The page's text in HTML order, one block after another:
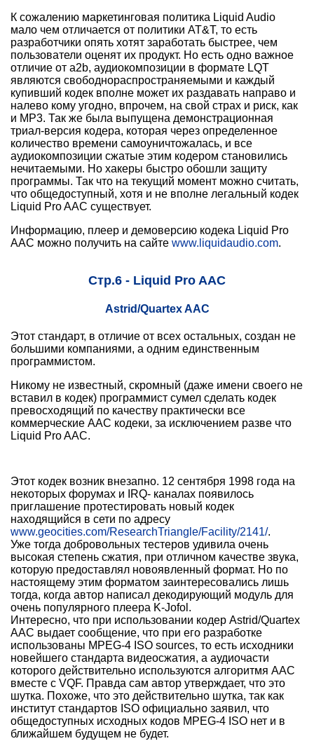
К сожалению маркетинговая политика Liquid Audio
мало чем отличается от политики AT&T, то есть
разработчики опять хотят заработать быстрее, чем
пользователи оценят их продукт. Но есть одно важное
отличие от a2b, аудиокомпозиции в формате LQT
являются свободнораспространяемыми и каждый
купивший кодек вполне может их раздавать направо и
налево кому угодно, впрочем, на свой страх и риск, как
и MP3. Так же была выпущена демонстрационная
триал-версия кодера, которая через определенное
количество времени самоуничтожалась, и все
аудиокомпозиции сжатые этим кодером становились
нечитаемыми. Но хакеры быстро обошли защиту
программы. Так что на текущий момент можно считать,
что общедоступный, хотя и не вполне легальный кодек
Liquid Pro AAC существует.
Информацию, плеер и демоверсию кодека Liquid Pro
AAC можно получить на сайте www.liquidaudio.com.
Стр.6 - Liquid Pro AAC
Astrid/Quartex AAC
Этот стандарт, в отличие от всех остальных, создан не
большими компаниями, а одним единственным
программистом.
Никому не известный, скромный (даже имени своего не
вставил в кодек) программист сумел сделать кодек
превосходящий по качеству практически все
коммерческие AAC кодеки, за исключением разве что
Liquid Pro AAC.
Этот кодек возник внезапно. 12 сентября 1998 года на
некоторых форумах и IRQ- каналах появилось
приглашение протестировать новый кодек
находящийся в сети по адресу
www.geocities.com/ResearchTriangle/Facility/2141/.
Уже тогда добровольных тестеров удивила очень
высокая степень сжатия, при отличном качестве звука,
которую предоставлял новоявленный формат. Но по
настоящему этим форматом заинтересовались лишь
тогда, когда автор написал декодирующий модуль для
очень популярного плеера K-Jofol.
Интересно, что при использовании кодер Astrid/Quartex
AAC выдает сообщение, что при его разработке
использованы MPEG-4 ISO sources, то есть исходники
новейшего стандарта видеосжатия, а аудиочасти
которого действительно используются алгоритмя AAC
вместе с VQF. Правда сам автор утверждает, что это
шутка. Похоже, что это действительно шутка, так как
институт стандартов ISO официально заявил, что
общедоступных исходных кодов MPEG-4 ISO нет и в
ближайшем будущем не будет.